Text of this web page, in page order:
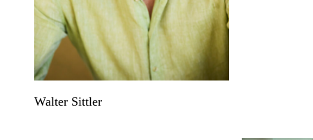
Walter Sittler